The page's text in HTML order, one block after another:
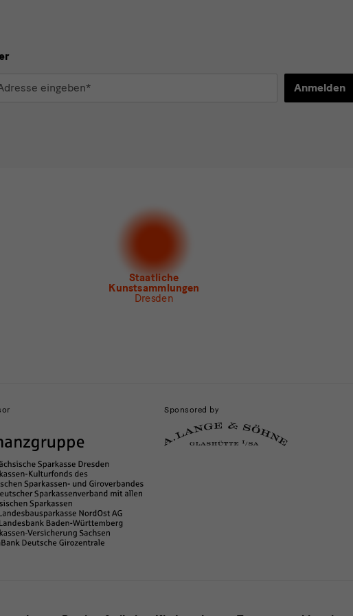
Anmelden
der Staatlichen Kunstsammlungen Dresden
Museum für Sächsische Volkskunst
Staatliche
Kunstsammlungen
Dresden
Sponsored by